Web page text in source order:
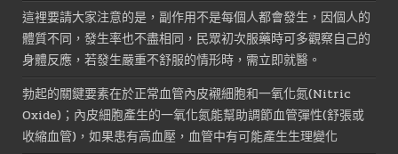
這裡要請大家注意的是，副作用不是每個人都會發生，因個人的
體質不同，發生率也不盡相同，民眾初次服藥時可多觀察自己的
身體反應，若發生嚴重不舒服的情形時，需立即就醫。
勃起的關鍵要素在於正常血管內皮襯細胞和一氧化氮(Nitric
Oxide)；內皮細胞產生的一氧化氮能幫助調節血管彈性(舒張或
收縮血管)，如果患有高血壓，血管中有可能產生生理變化